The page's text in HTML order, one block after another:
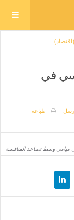
في
طباعة
ميامي وسط تصاعد المنافسة